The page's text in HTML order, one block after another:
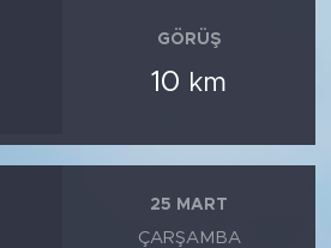
GÖRÜŞ
10 km
25 MART
ÇARŞAMBA